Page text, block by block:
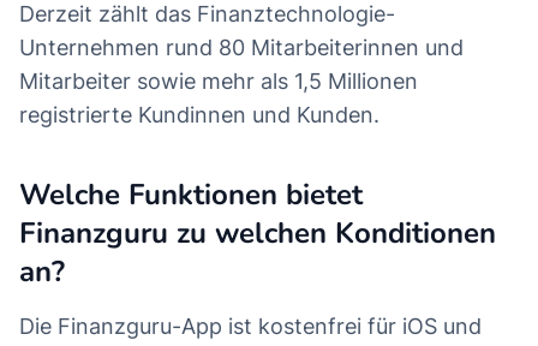
Derzeit zählt das Finanztechnologie-
Unternehmen rund 80 Mitarbeiterinnen und
Mitarbeiter sowie mehr als 1,5 Millionen
registrierte Kundinnen und Kunden.
Welche Funktionen bietet
Finanzguru zu welchen Konditionen
an?
Die Finanzguru-App ist kostenfrei für iOS und